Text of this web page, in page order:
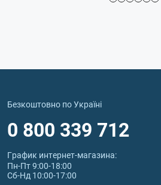
Безкоштовно по Україні
0 800 339 712
График интернет‑магазина:
Пн-Пт 9:00-18:00
Сб-Нд 10:00-17:00